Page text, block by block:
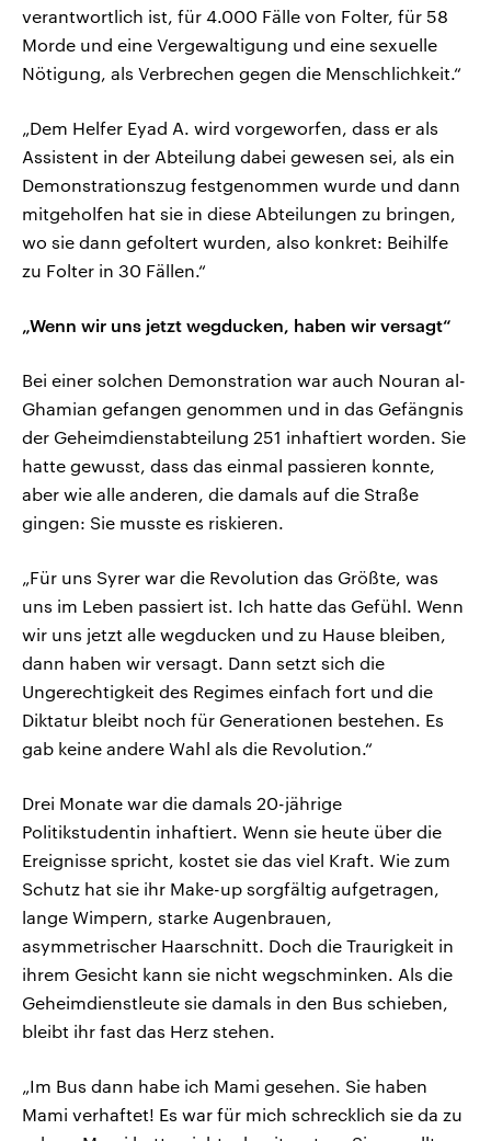
verantwortlich ist, für 4.000 Fälle von Folter, für 58
Morde und eine Vergewaltigung und eine sexuelle
Nötigung, als Verbrechen gegen die Menschlichkeit.“
„Dem Helfer Eyad A. wird vorgeworfen, dass er als
Assistent in der Abteilung dabei gewesen sei, als ein
Demonstrationszug festgenommen wurde und dann
mitgeholfen hat sie in diese Abteilungen zu bringen,
wo sie dann gefoltert wurden, also konkret: Beihilfe
zu Folter in 30 Fällen.“
„Wenn wir uns jetzt wegducken, haben wir versagt“
Bei einer solchen Demonstration war auch Nouran al-
Ghamian gefangen genommen und in das Gefängnis
der Geheimdienstabteilung 251 inhaftiert worden. Sie
hatte gewusst, dass das einmal passieren konnte,
aber wie alle anderen, die damals auf die Straße
gingen: Sie musste es riskieren.
„Für uns Syrer war die Revolution das Größte, was
uns im Leben passiert ist. Ich hatte das Gefühl. Wenn
wir uns jetzt alle wegducken und zu Hause bleiben,
dann haben wir versagt. Dann setzt sich die
Ungerechtigkeit des Regimes einfach fort und die
Diktatur bleibt noch für Generationen bestehen. Es
gab keine andere Wahl als die Revolution.“
Drei Monate war die damals 20-jährige
Politikstudentin inhaftiert. Wenn sie heute über die
Ereignisse spricht, kostet sie das viel Kraft. Wie zum
Schutz hat sie ihr Make-up sorgfältig aufgetragen,
lange Wimpern, starke Augenbrauen,
asymmetrischer Haarschnitt. Doch die Traurigkeit in
ihrem Gesicht kann sie nicht wegschminken. Als die
Geheimdienstleute sie damals in den Bus schieben,
bleibt ihr fast das Herz stehen.
„Im Bus dann habe ich Mami gesehen. Sie haben
Mami verhaftet! Es war für mich schrecklich sie da zu